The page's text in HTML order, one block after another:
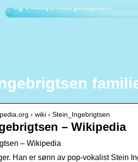
og tradisjonelle prosjekter
› wiki › Stein_Ingebrigtsen
– Wikipedia
– Wikipedia
Han er sønn av pop-vokalist Stein